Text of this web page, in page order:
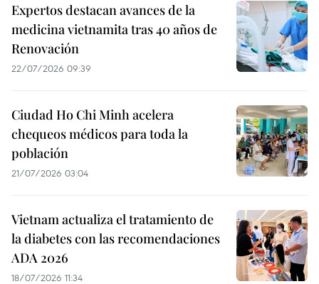
Expertos destacan avances de la
medicina vietnamita tras 40 años de
Renovación
22/07/2026 09:39
Ciudad Ho Chi Minh acelera
chequeos médicos para toda la
población
21/07/2026 03:04
Vietnam actualiza el tratamiento de
la diabetes con las recomendaciones
ADA 2026
18/07/2026 11:34